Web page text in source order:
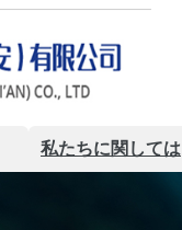
私たちに関しては